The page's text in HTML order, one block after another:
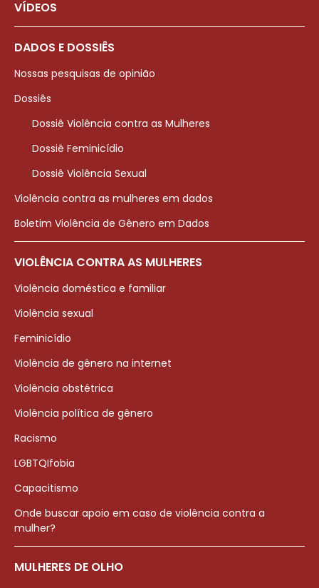
VÍDEOS
DADOS E DOSSIÊS
Nossas pesquisas de opinião
Dossiês
Dossiê Violência contra as Mulheres
Dossiê Feminicídio
Dossiê Violência Sexual
Violência contra as mulheres em dados
Boletim Violência de Gênero em Dados
VIOLÊNCIA CONTRA AS MULHERES
Violência doméstica e familiar
Violência sexual
Feminicídio
Violência de gênero na internet
Violência obstétrica
Violência política de gênero
Racismo
LGBTQIfobia
Capacitismo
Onde buscar apoio em caso de violência contra a
mulher?
MULHERES DE OLHO